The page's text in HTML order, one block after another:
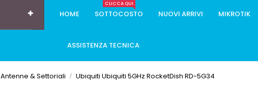
HOME SOTTOCOSTO
CLICCA QUI
NUOVI ARRIVI MIKROTIK
ASSISTENZA TECNICA
Antenne & Settoriali Ubiquiti Ubiquiti 5GHz RocketDish RD-5G34